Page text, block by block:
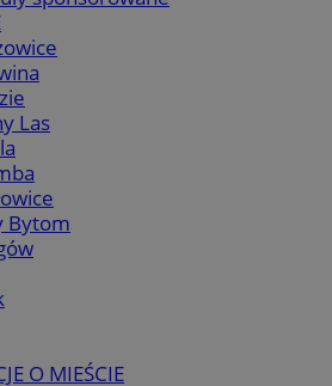
Las
Bytom
O MIEŚCIE